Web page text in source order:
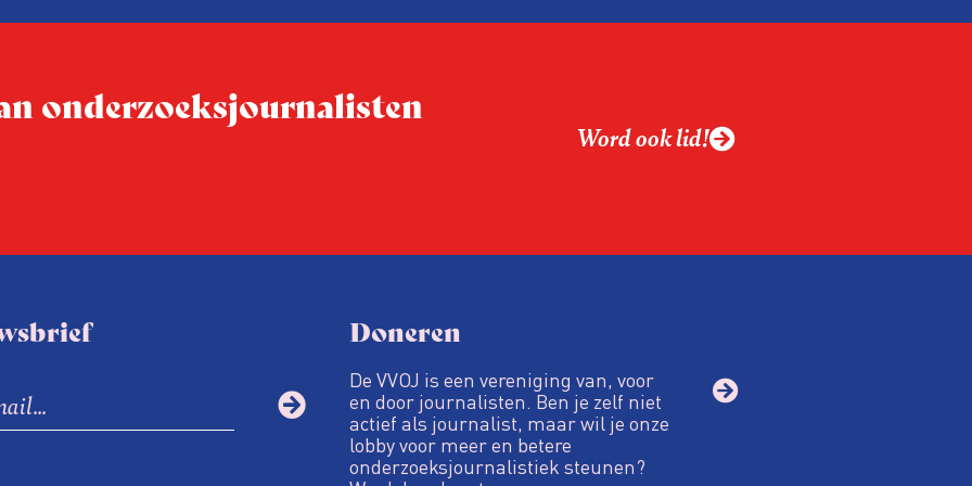
Hoe moet de journalistiek omgaan met een
steeds onverschilligere macht?
onderzoeksjournalisten
Word ook lid!
Doneren
De VVOJ is een vereniging van, voor
en door journalisten. Ben je zelf niet
actief als journalist, maar wil je onze
lobby voor meer en betere
onderzoeksjournalistiek steunen?